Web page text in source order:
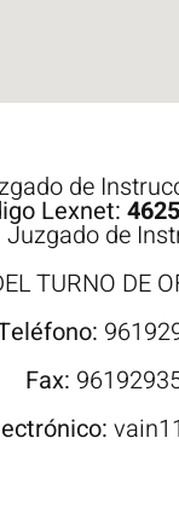
de
Lexnet:
Juzgado de
TURNO DE
Fax: